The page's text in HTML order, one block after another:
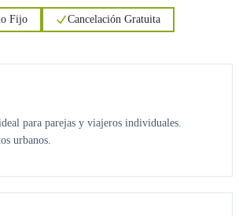
Fijo Cancelación Gratuita
para parejas y viajeros individuales.
urbanos.